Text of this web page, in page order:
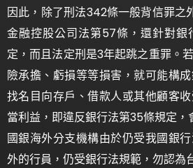
因此，除了刑法342條一般背信罪之
金融控股公司法第57條，還針對銀
定，而且法定刑是3年起跳之重罪。
險承擔、虧損等等損害，就可能構
找名目向存戶、借款人或其他顧客
當利益，即違反銀行法第35條規定，
國銀海外分支機構由於仍受我國銀
外的行員，仍受銀行法規範，勿認為